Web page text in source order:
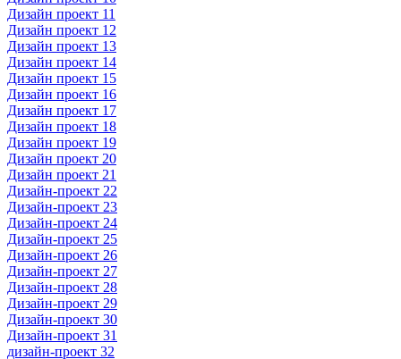
Дизайн проект 11
Дизайн проект 12
Дизайн проект 13
Дизайн проект 14
Дизайн проект 15
Дизайн проект 16
Дизайн проект 17
Дизайн проект 18
Дизайн проект 19
Дизайн проект 20
Дизайн проект 21
Дизайн-проект 22
Дизайн-проект 23
Дизайн-проект 24
Дизайн-проект 25
Дизайн-проект 26
Дизайн-проект 27
Дизайн-проект 28
Дизайн-проект 29
Дизайн-проект 30
Дизайн-проект 31
дизайн-проект 32